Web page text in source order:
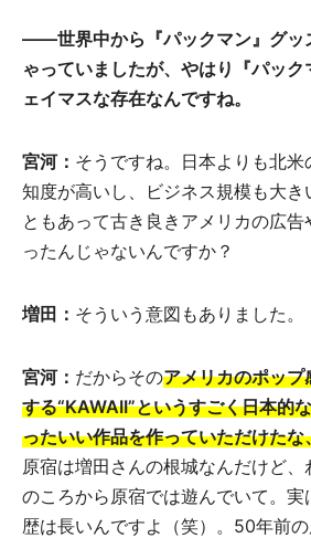
——世界中から『パックマン』グッ
ゃっていましたが、やはり『パッ
ェイマスな存在なんですね。
宮河： そうですね。日本よりも北
知度が高いし、ビジネス規模も大き
ともあって古き良きアメリカの広
ったんじゃないんですか？
増田： そういう意図もありました。
宮河： だからそのアメリカのポッ
する“KAWAII”というすごく日本的
ったいい作品を作っていただけた
原宿は増田さんの根城なんだけど、
のころから原宿では遊んでいて。実
歴は長いんですよ（笑）。50年前